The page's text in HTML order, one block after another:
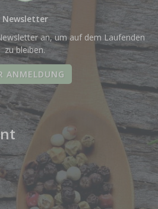
Newsletter
an, um auf dem Laufenden
zu bleiben.
ANMELDUNG